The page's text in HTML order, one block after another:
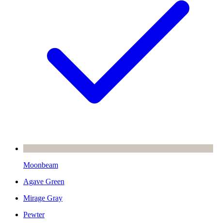
Moonbeam
Agave Green
Mirage Gray
Pewter